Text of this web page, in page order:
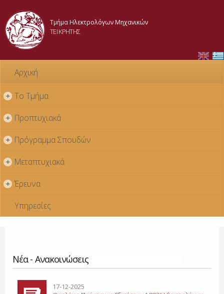
κυρίως
Τμήμα Ηλεκτρολόγων Μηχανικών
ΤΕΙ ΚΡΗΤΗΣ
Αρχική
+ Το Τμήμα
+ Προπτυχιακά
+ Πρόγραμμα Σπουδών
+ Μεταπτυχιακά
+ Έρευνα
Υπηρεσίες
Νέα - Ανακοινώσεις
17-12-2025
Σελίδες